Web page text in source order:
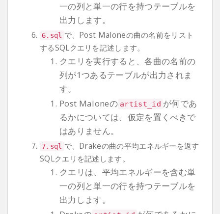
一の列と単一の行を持つテーブルを
出力します。
6.sql で、Post Maloneの曲の名前をリスト
するSQLクエリを記述します。
クエリを実行すると、各曲の名前の
列が1つあるテーブルが出力されま
す。
Post Maloneの artist_id が何であ
るかについては、仮定を置くべきで
はありません。
7.sql で、Drakeの曲の平均エネルギーを返す
SQLクエリを記述します。
クエリは、平均エネルギーを含む単
一の列と単一の行を持つテーブルを
出力します。